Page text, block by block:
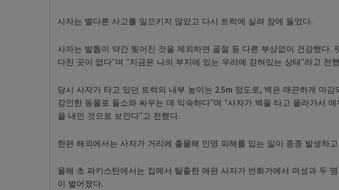
사자는 별다른 사고를 일으키지 않았고 다시 트럭에 실려 잠에 들었다.
사자는 발톱이 약간 찢어진 것을 제외하면 골절 등 다른 부상없이 건강했다.
다친 곳이 없다”며 “지금은 나의 부지에 있는 우리에 갇혀있는 상태”라고 전
당시 사자가 타고 있던 트럭의 내부 높이는 2.5m 정도로, 벽은 매끈하게 마감
강인한 동물로 들소와 싸우는 데 익숙하다”며 “사자가 벽을 타고 올라가서
을 내민 것으로 보인다”고 전했다.
한편 해외에서는 사자가 거리에 출몰해 인명 피해를 입는 일이 종종 발생하
올해 초 파키스탄에서는 집에서 탈출한 애완 사자가 번화가에서 여성과 두
이 벌어졌다.